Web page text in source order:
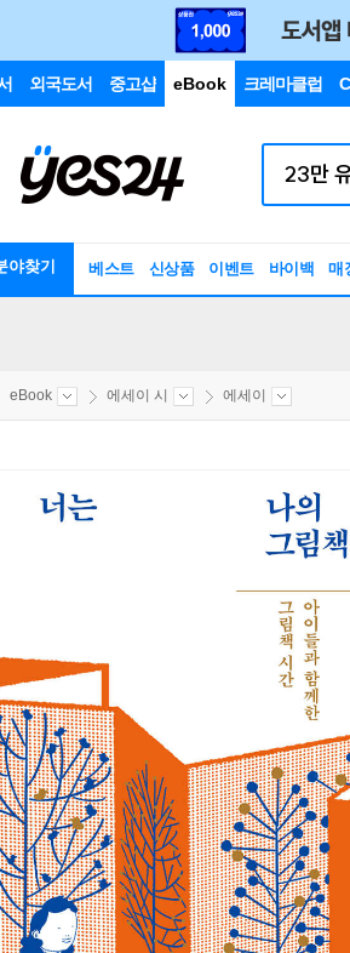
외국도서 중고샵 eBook 크레마클럽
야찾기 베스트 신상품 이벤트 바이백 매
eBook 에세이 시 에세이